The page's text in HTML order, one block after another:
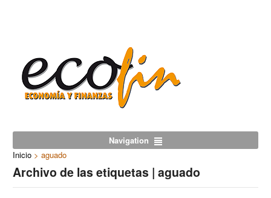
Navigation
Inicio > aguado
Archivo de las etiquetas | aguado